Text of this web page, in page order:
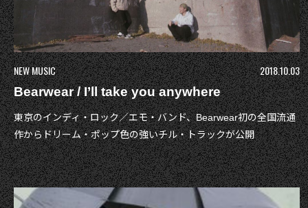
NEW MUSIC
2018.10.03
Bearwear / I’ll take you anywhere
東京のインディ・ロック／エモ・バンド、Bearwear初の全国流通
作からドリーム・ポップ色の強いチル・トラックが公開